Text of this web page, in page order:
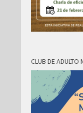
CLUB DE ADULTO